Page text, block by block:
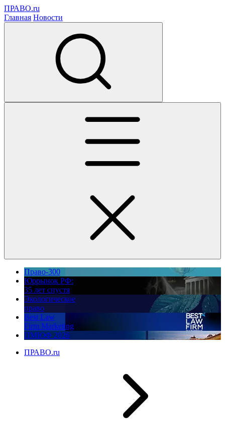
ПРАВО.ru
Главная Новости
Право-300
Юррынок РФ:
35 лет спустя
Экологическое
право
Best Law
Firm Marketing
ПМЮФ 2026
ПРАВО.ru